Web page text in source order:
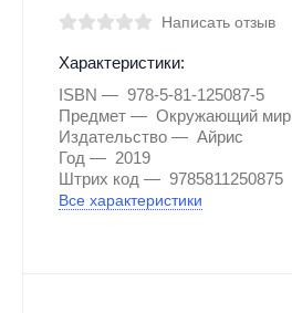
Написать отзыв
Характеристики:
ISBN
978-5-81-125087-5
Предмет
Окружающий мир
Издательство
Айрис
Год
2019
Штрих код
9785811250875
Все характеристики